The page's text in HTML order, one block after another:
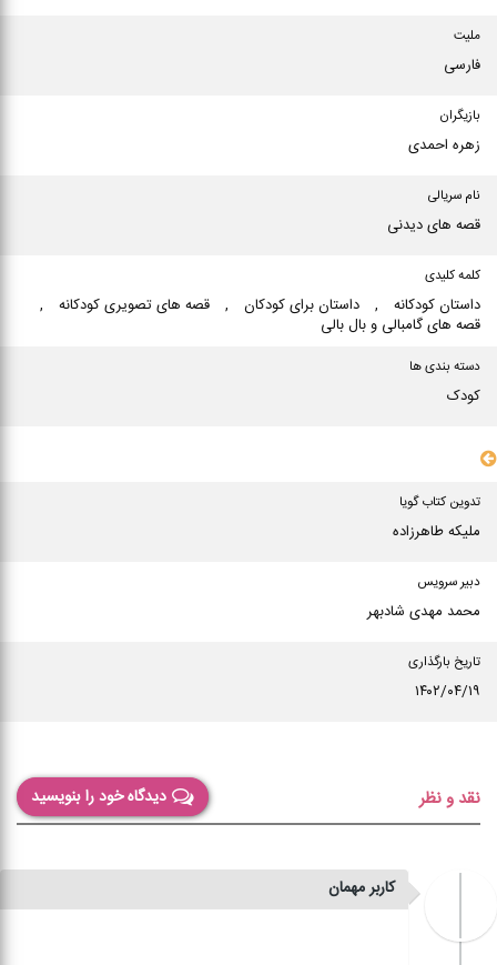
ملیت
فارسی
بازیگران
زهره احمدی
نام سریالی
قصه های دیدنی
کلمه کلیدی
داستان كودكانه , داستان برای كودكان , قصه های تصویری كودكانه
,
قصه های گامبالی و بال بالی
دسته بندی ها
کودک
تدوین کتاب گویا
ملیکه طاهرزاده
دبیر سرویس
محمد مهدی شادبهر
تاریخ بارگذاری
۱۴۰۲/۰۴/۱۹
دیدگاه خود را بنویسید نقد و نظر
کاربر مهمان